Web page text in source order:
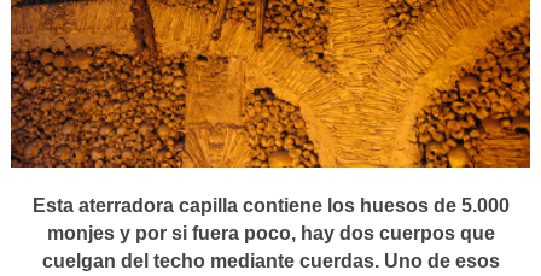
Esta aterradora capilla contiene los huesos de 5.000
monjes y por si fuera poco, hay dos cuerpos que
cuelgan del techo mediante cuerdas. Uno de esos